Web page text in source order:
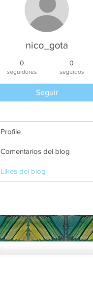
nico_gota
0
seguidores
0
seguidos
Seguir
Profile
Comentarios del blog
Likes del blog